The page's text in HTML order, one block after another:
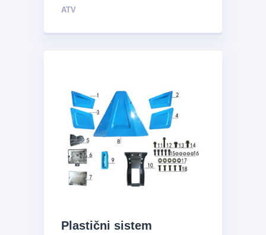
ATV
Plastični sistem